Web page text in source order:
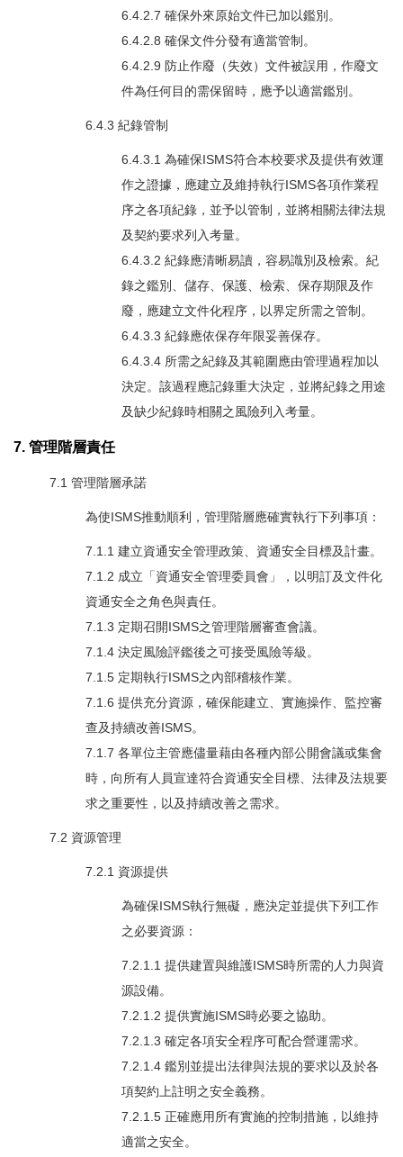
6.4.2.7 確保外來原始文件已加以鑑別。
6.4.2.8 確保文件分發有適當管制。
6.4.2.9 防止作廢（失效）文件被誤用，作廢文
件為任何目的需保留時，應予以適當鑑別。
6.4.3 紀錄管制
6.4.3.1 為確保ISMS符合本校要求及提供有效運
作之證據，應建立及維持執行ISMS各項作業程
序之各項紀錄，並予以管制，並將相關法律法規
及契約要求列入考量。
6.4.3.2 紀錄應清晰易讀，容易識別及檢索。紀
錄之鑑別、儲存、保護、檢索、保存期限及作
廢，應建立文件化程序，以界定所需之管制。
6.4.3.3 紀錄應依保存年限妥善保存。
6.4.3.4 所需之紀錄及其範圍應由管理過程加以
決定。該過程應記錄重大決定，並將紀錄之用途
及缺少紀錄時相關之風險列入考量。
7. 管理階層責任
7.1 管理階層承諾
為使ISMS推動順利，管理階層應確實執行下列事項：
7.1.1 建立資通安全管理政策、資通安全目標及計畫。
7.1.2 成立「資通安全管理委員會」，以明訂及文件化
資通安全之角色與責任。
7.1.3 定期召開ISMS之管理階層審查會議。
7.1.4 決定風險評鑑後之可接受風險等級。
7.1.5 定期執行ISMS之內部稽核作業。
7.1.6 提供充分資源，確保能建立、實施操作、監控審
查及持續改善ISMS。
7.1.7 各單位主管應儘量藉由各種內部公開會議或集會
時，向所有人員宣達符合資通安全目標、法律及法規要
求之重要性，以及持續改善之需求。
7.2 資源管理
7.2.1 資源提供
為確保ISMS執行無礙，應決定並提供下列工作
之必要資源：
7.2.1.1 提供建置與維護ISMS時所需的人力與資
源設備。
7.2.1.2 提供實施ISMS時必要之協助。
7.2.1.3 確定各項安全程序可配合營運需求。
7.2.1.4 鑑別並提出法律與法規的要求以及於各
項契約上註明之安全義務。
7.2.1.5 正確應用所有實施的控制措施，以維持
適當之安全。